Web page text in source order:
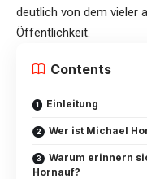
deutlich von dem vieler
Öffentlichkeit.
Contents
Einleitung
Wer ist Michael
Warum erinnern
Hornauf?